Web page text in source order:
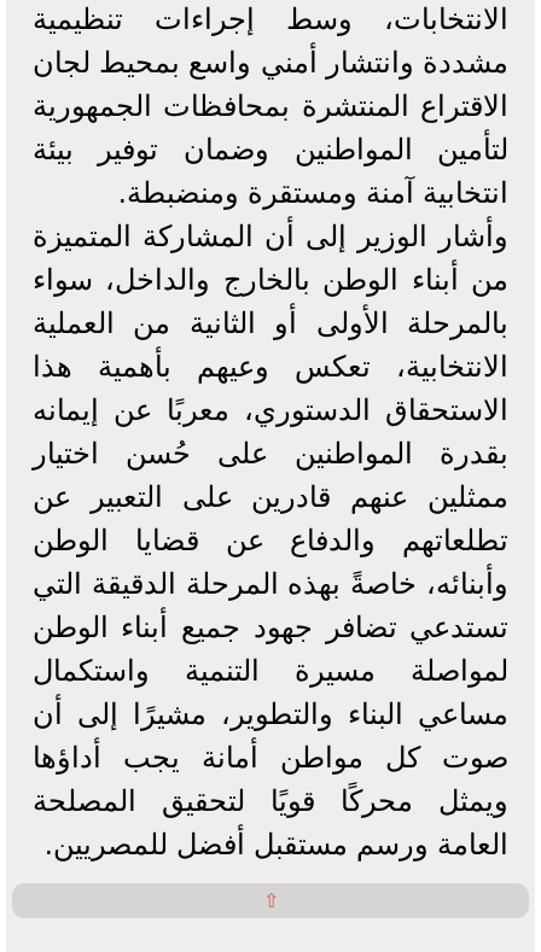
الانتخابات، وسط إجراءات تنظيمية
مشددة وانتشار أمني واسع بمحيط لجان
الاقتراع المنتشرة بمحافظات الجمهورية
لتأمين المواطنين وضمان توفير بيئة
انتخابية آمنة ومستقرة ومنضبطة.
وأشار الوزير إلى أن المشاركة المتميزة
من أبناء الوطن بالخارج والداخل، سواء
بالمرحلة الأولى أو الثانية من العملية
الانتخابية، تعكس وعيهم بأهمية هذا
الاستحقاق الدستوري، معربًا عن إيمانه
بقدرة المواطنين على حُسن اختيار
ممثلين عنهم قادرين على التعبير عن
تطلعاتهم والدفاع عن قضايا الوطن
وأبنائه، خاصةً بهذه المرحلة الدقيقة التي
تستدعي تضافر جهود جميع أبناء الوطن
لمواصلة مسيرة التنمية واستكمال
مساعي البناء والتطوير، مشيرًا إلى أن
صوت كل مواطن أمانة يجب أداؤها
ويمثل محركًا قويًا لتحقيق المصلحة
العامة ورسم مستقبل أفضل للمصريين.
⇧